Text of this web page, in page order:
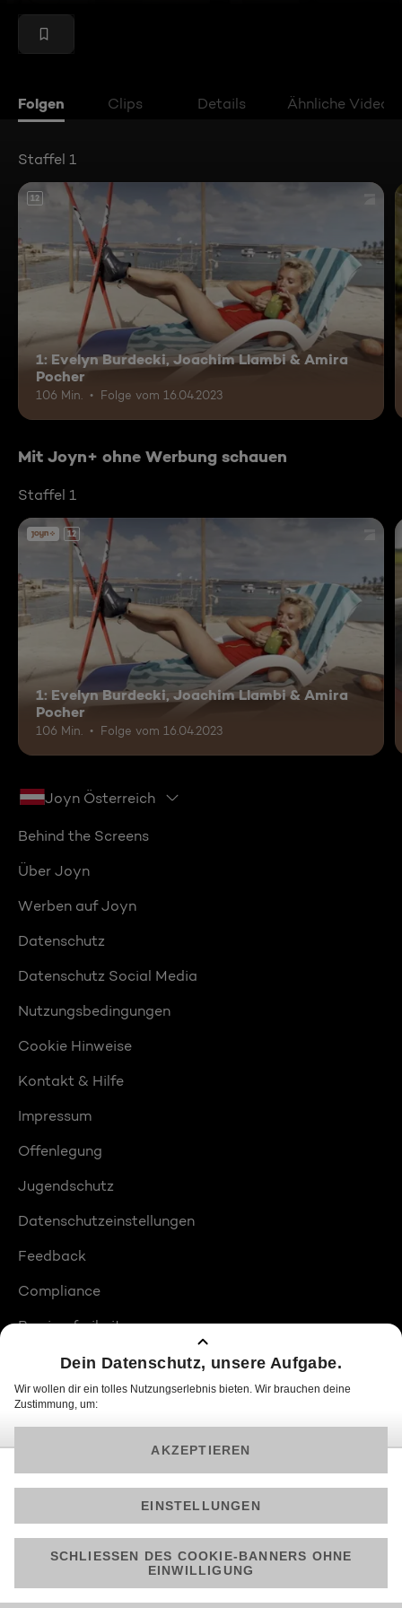
Folgen Clips Details Ähnliche Videos
Staffel 1
12
1: Evelyn Burdecki, Joachim Llambi & Amira
Pocher
106 Min. Folge vom 16.04.2023
Mit Joyn+ ohne Werbung schauen
Staffel 1
12
1: Evelyn Burdecki, Joachim Llambi & Amira
Pocher
106 Min. Folge vom 16.04.2023
Joyn Österreich
Behind the Screens
Über Joyn
Werben auf Joyn
Datenschutz
Datenschutz Social Media
Nutzungsbedingungen
Cookie Hinweise
Kontakt & Hilfe
Impressum
Offenlegung
Jugendschutz
Datenschutzeinstellungen
Feedback
Compliance
Barrierefreiheit
Produktplatzierungen